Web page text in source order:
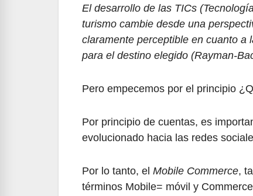
El desarrollo de las TICs
turismo cambie desde una
claramente perceptible en cuanto a
para el destino elegido (Rayman-
Pero empecemos por el principio
Por principio de cuentas, es
evolucionado hacia las redes
Por lo tanto, el Mobile Commerce,
términos Mobile= móvil y